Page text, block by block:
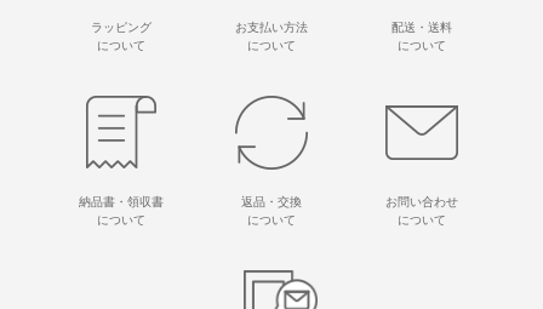
ラッピング
について
お支払い方法
について
配送・送料
について
納品書・領収書
について
返品・交換
について
お問い合わせ
について